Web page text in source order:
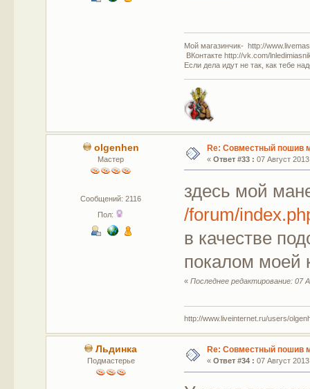
Мой магазинчик- http://
ВКонтакте http://vk.com/
Если дела идут не так, как тебе
olgenhen
Мастер
Сообщений: 2116
Пол:
Re: Совместный пошив
« Ответ #33 : 07 Август
здесь мой
/forum/
в качестве
покалом моей
«Последнее редактирование: 07
http://www.liveinternet.ru/users/
Льдинка
Подмастерье
Re: Совместный пошив
« Ответ #34 : 07 Август